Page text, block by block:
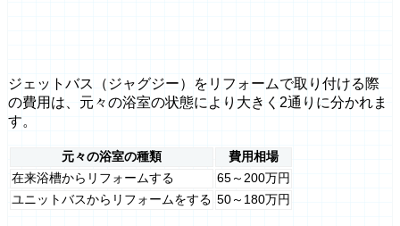
ジェットバス（ジャグジー）をリフォームで取り付ける際
の費用は、元々の浴室の状態により大きく2通りに分かれま
す。
元々の浴室の種類
費用相場
在来浴槽からリフォームする
65～200万円
ユニットバスからリフォームをする 50～180万円